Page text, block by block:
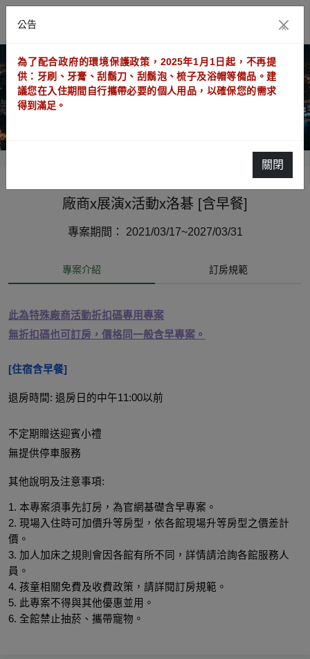
廠商x展演x活動x洛碁 [含早餐]
專案期間： 2021/03/17~2027/03/31
專案介紹 訂房規範
此為特殊廠商活動折扣碼專用專案
無折扣碼也可訂房，價格同一般含早專案。
[住宿含早餐]
退房時間: 退房日的中午11:00以前
不定期贈送迎賓小禮
無提供停車服務
其他說明及注意事項:
1. 本專案須事先訂房，為官網基礎含早專案。
2. 現場入住時可加價升等房型，依各館現場升等房型之價差計
價。
3. 加人加床之規則會因各館有所不同，詳情請洽詢各館服務人
員。
4. 孩童相關免費及收費政策，請詳閱訂房規範。
5. 此專案不得與其他優惠並用。
6. 全館禁止抽菸、攜帶寵物。
公告 ×
為了配合政府的環境保護政策，2025年1月1日起，不再提
供：牙刷、牙膏、刮鬍刀、刮鬍泡、梳子及浴帽等備品。建
議您在入住期間自行攜帶必要的個人用品，以確保您的需求
得到滿足。
關閉